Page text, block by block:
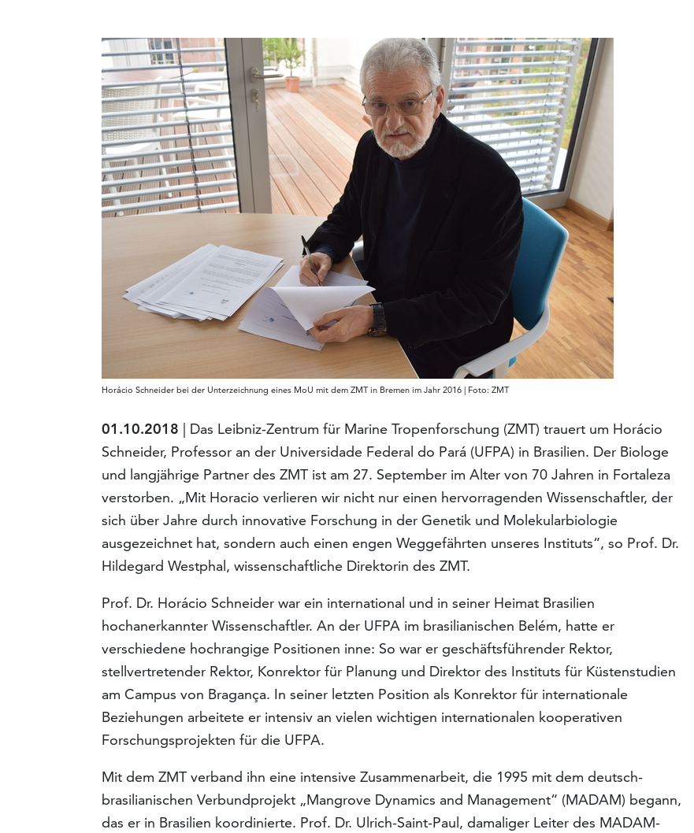
Horácio Schneider bei der Unterzeichnung eines MoU mit dem ZMT in Bremen im Jahr 2016 | Foto: ZMT
01.10.2018 | Das Leibniz-Zentrum für Marine Tropenforschung (ZMT) trauert um Horácio
Schneider, Professor an der Universidade Federal do Pará (UFPA) in Brasilien. Der Biologe
und langjährige Partner des ZMT ist am 27. September im Alter von 70 Jahren in Fortaleza
verstorben. „Mit Horacio verlieren wir nicht nur einen hervorragenden Wissenschaftler, der
sich über Jahre durch innovative Forschung in der Genetik und Molekularbiologie
ausgezeichnet hat, sondern auch einen engen Weggefährten unseres Instituts“, so Prof. Dr.
Hildegard Westphal, wissenschaftliche Direktorin des ZMT.
Prof. Dr. Horácio Schneider war ein international und in seiner Heimat Brasilien
hochanerkannter Wissenschaftler. An der UFPA im brasilianischen Belém, hatte er
verschiedene hochrangige Positionen inne: So war er geschäftsführender Rektor,
stellvertretender Rektor, Konrektor für Planung und Direktor des Instituts für Küstenstudien
am Campus von Bragança. In seiner letzten Position als Konrektor für internationale
Beziehungen arbeitete er intensiv an vielen wichtigen internationalen kooperativen
Forschungsprojekten für die UFPA.
Mit dem ZMT verband ihn eine intensive Zusammenarbeit, die 1995 mit dem deutsch-
brasilianischen Verbundprojekt „Mangrove Dynamics and Management“ (MADAM) begann,
das er in Brasilien koordinierte. Prof. Dr. Ulrich-Saint-Paul, damaliger Leiter des MADAM-